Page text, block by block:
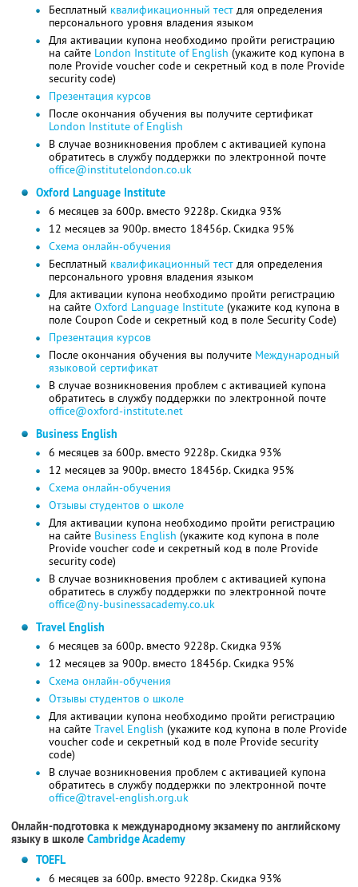
Бесплатный квалификационный тестдля определения
персонального уровня владения языком
Для активации купона необходимо пройти регистрацию
на сайте London Institute of English (укажите код купона в
поле Provide voucher code и секретный код в поле Provide
security code)
Презентация курсов
После окончания обучения вы получите сертификат
London Institute of English
В случае возникновения проблем с активацией купона
обратитесь в службу поддержки по электронной почте
office@institutelondon.co.uk
Oxford Language Institute
6 месяцев за 600р. вместо 9228р. Скидка 93%
12 месяцев за 900р. вместо 18456р. Скидка 95%
Схема онлайн-обучения
Бесплатный квалификационный тестдля определения
персонального уровня владения языком
Для активации купона необходимо пройти регистрацию
на сайте Oxford Language Institute(укажите код купона в
поле Coupon Code и секретный код в поле Security Code)
Презентация курсов
После окончания обучения вы получите Международный
языковой сертификат
В случае возникновения проблем с активацией купона
обратитесь в службу поддержки по электронной почте
office@oxford-institute.net
Business English
6 месяцев за 600р. вместо 9228р. Скидка 93%
12 месяцев за 900р. вместо 18456р. Скидка 95%
Схема онлайн-обучения
Отзывы студентов о школе
Для активации купона необходимо пройти регистрацию
на сайте Business English (укажите код купона в поле
Provide voucher code и секретный код в поле Provide
security code)
В случае возникновения проблем с активацией купона
обратитесь в службу поддержки по электронной почте
office@ny-businessacademy.co.uk
Travel English
6 месяцев за 600р. вместо 9228р. Скидка 93%
12 месяцев за 900р. вместо 18456р. Скидка 95%
Схема онлайн-обучения
Отзывы студентов о школе
Для активации купона необходимо пройти регистрацию
на сайте Travel English (укажите код купона в поле Provide
voucher code и секретный код в поле Provide security
code)
В случае возникновения проблем с активацией купона
обратитесь в службу поддержки по электронной почте
office@travel-english.org.uk
Онлайн-подготовка к международному экзамену по английскому
языку в школе Cambridge Academy
TOEFL
6 месяцев за 600р. вместо 9228р. Скидка 93%